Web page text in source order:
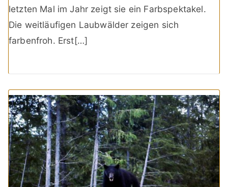
letzten Mal im Jahr zeigt sie ein Farbspektakel.
Die weitläufigen Laubwälder zeigen sich
farbenfroh. Erst[…]